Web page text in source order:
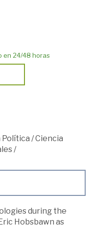
en 24/48 horas
Política /Ciencia
/
during the
Hobsbawn as